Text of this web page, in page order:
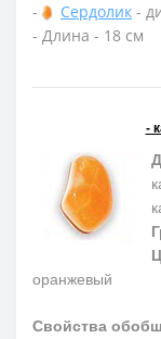
- Сердолик -
- Длина - 18 см
-
оранжевый
Свойства